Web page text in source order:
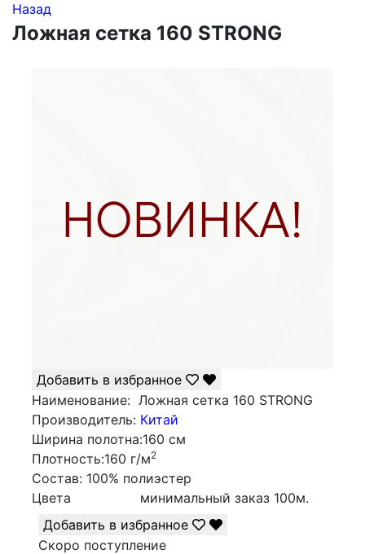
Назад
Ложная сетка 160 STRONG
Добавить в избранное
Наименование: Ложная сетка 160 STRONG
Производитель: Китай
Ширина полотна:160 см
Плотность:160 г/м2
Состав: 100% полиэстер
Цвета
минимальный заказ 100м.
Добавить в избранное
Скоро поступление